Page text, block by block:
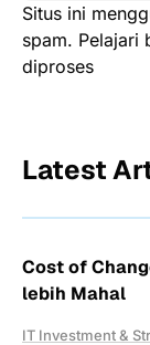
Situs ini
spam. Pelajari
diproses
Latest
Cost of
lebih Mahal
IT Investment &